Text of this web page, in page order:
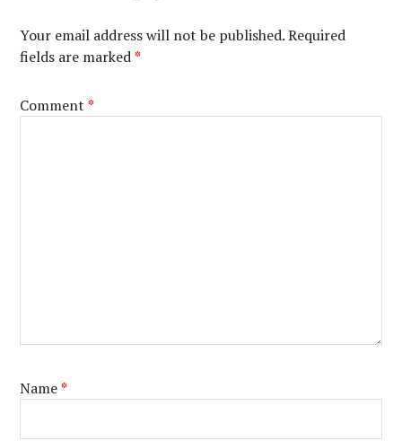
Your email address will not be published. Required
fields are marked*
Comment*
Name*